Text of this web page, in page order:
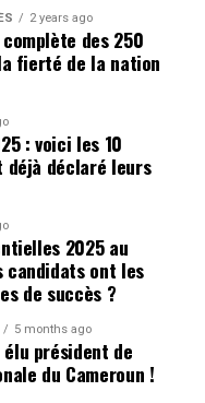
2 years ago
des 250
fierté de la nation
: voici les 10
déjà déclaré leurs
2025 au
candidats ont les
de succès ?
5 months ago
élu président de
du Cameroun !